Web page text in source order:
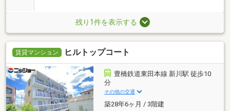
残り1件を表示する
賃貸マンション ヒルトップコート
豊橋鉄道東田本線 新川駅 徒歩10
分
その他の交通
築28年6ヶ月 / 3階建